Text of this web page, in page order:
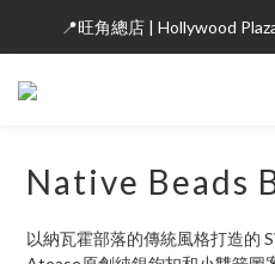
📍旺角總店 | Hollywood
Native Beads
以納瓦霍部落的傳統風格打造的